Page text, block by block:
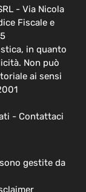
- Via Nicola
Fiscale e
in quanto
Non può
ai sensi
- Contattaci
gestite da